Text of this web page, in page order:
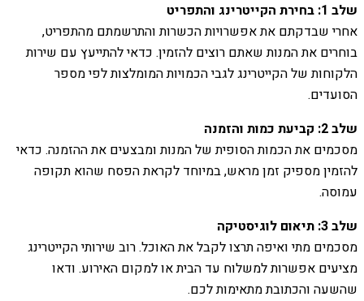
שלב 1: בחירת הקייטרינג והתפריט
אחרי שבדקתם את אפשרויות הכשרות והתרשמתם מהתפריט,
בוחרים את המנות שאתם רוצים להזמין. כדאי להתייעץ עם שירות
הלקוחות של הקייטרינג לגבי הכמויות המומלצות לפי מספר
הסועדים.
שלב 2: קביעת כמות והזמנה
מסכמים את הכמות הסופית של המנות ומבצעים את ההזמנה. כדאי
להזמין מספיק זמן מראש, במיוחד לקראת הפסח שהוא תקופה
עמוסה.
שלב 3: תיאום לוגיסטיקה
מסכמים מתי ואיפה תרצו לקבל את האוכל. רוב שירותי הקייטרינג
מציעים אפשרות למשלוח עד הבית או למקום האירוע. ודאו
שהשעה והכתובת מתאימות לכם.